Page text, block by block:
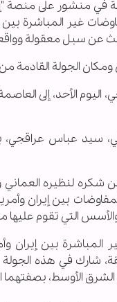
في منشور على
غير المباشرة
عن سبل معقولة
الجولة القادمة
اليوم الأحد، إلى
سيد عباس
عن شكره لنظيره
بين إيران
التي تقوم عليها
شارك في هذه
الأوسط، بصفتهما